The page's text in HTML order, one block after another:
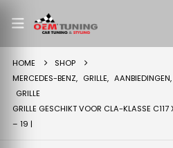
HOME
SHOP
MERCEDES-BENZ, GRILLE, AANBIEDINGEN,
GRILLE
GRILLE GESCHIKT VOOR CLA-KLASSE C117
– 19 |